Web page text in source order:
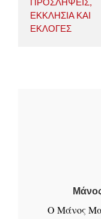
ΕΚΚΛΗΣΙΑ ΚΑΙ
ΕΚΛΟΓΕΣ
Ο Μάνος